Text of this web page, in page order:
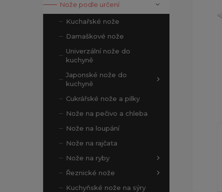
Nože podle určení
Kuchařské nože
Damaškové nože
Univerzální nože do
kuchyně
Japonské nože do
kuchyně
Cukrářské nože a pilky
Nože na pečivo a chleba
Nože na loupání
Nože na rajčata
Nože na ryby
Řeznické nože
Kuchyňské nože na sýry